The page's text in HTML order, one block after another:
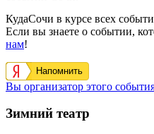
КудаСочи в курсе всех
Если вы знаете о событии,
нам!
Напомнить
Вы организатор этого
Зимний театр